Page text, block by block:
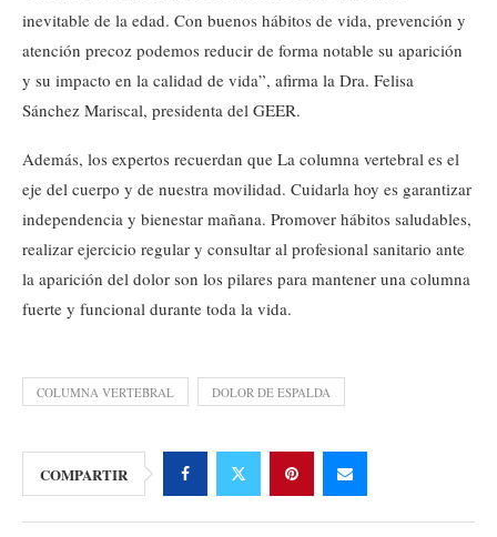
inevitable de la edad. Con buenos hábitos de vida, prevención y
atención precoz podemos reducir de forma notable su aparición
y su impacto en la calidad de vida”, afirma la Dra. Felisa
Sánchez Mariscal, presidenta del GEER.
Además, los expertos recuerdan que La columna vertebral es el
eje del cuerpo y de nuestra movilidad. Cuidarla hoy es garantizar
independencia y bienestar mañana. Promover hábitos saludables,
realizar ejercicio regular y consultar al profesional sanitario ante
la aparición del dolor son los pilares para mantener una columna
fuerte y funcional durante toda la vida.
COLUMNA VERTEBRAL DOLOR DE ESPALDA
COMPARTIR